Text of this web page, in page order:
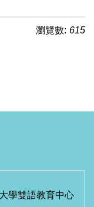
瀏覽數: 615
學雙語教育中心